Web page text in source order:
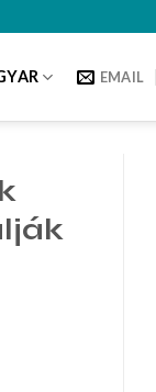
EMAIL